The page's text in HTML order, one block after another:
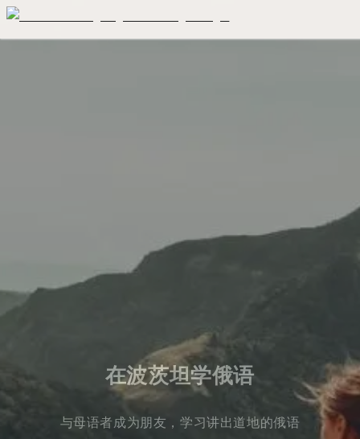
在波茨坦学俄语
与母语者成为朋友，学习讲出道地的俄语